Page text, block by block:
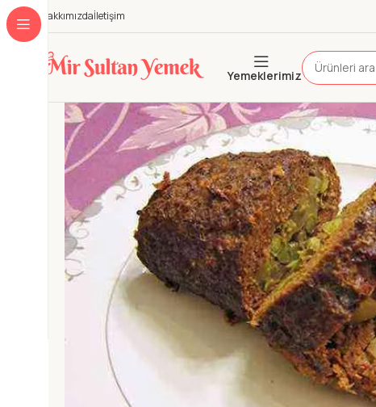
Hakkımızdaİletişim
Yemeklerimiz